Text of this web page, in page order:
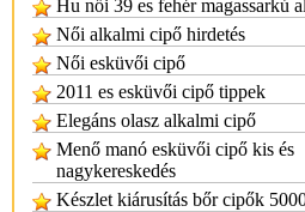
Hu női 39 es fehér magassarkú
Női alkalmi cipő hirdetés
Női esküvői cipő
2011 es esküvői cipő tippek
Elegáns olasz alkalmi cipő
Menő manó esküvői cipő kis és
nagykereskedés
Készlet kiárusítás bőr cipők